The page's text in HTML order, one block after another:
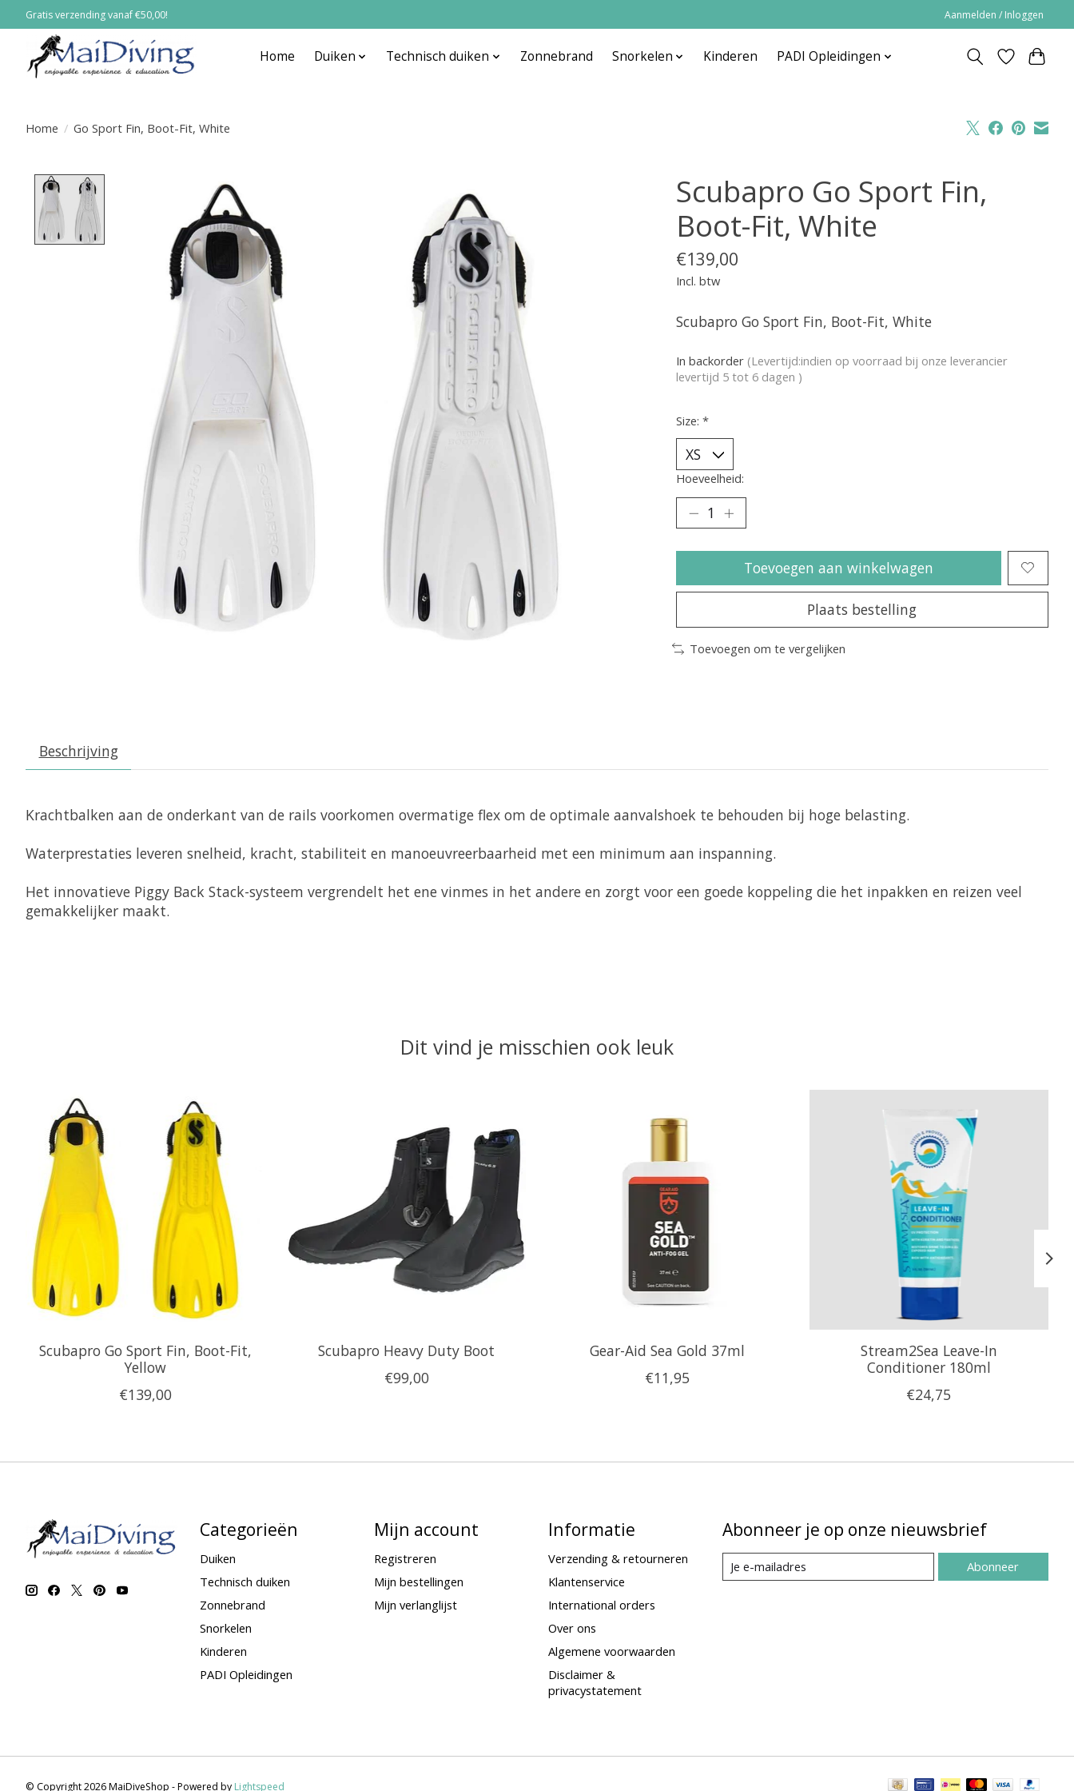
Gratis verzending vanaf €50,00! Aanmelden / Inloggen
Home Duiken Technisch duiken Zonnebrand Snorkelen Kinderen PADI Opleidingen
Home / Go Sport Fin, Boot-Fit, White
Product image slideshow Items
Scubapro Go Sport Fin,
Boot-Fit, White
€139,00
Incl. btw
Scubapro Go Sport Fin, Boot-Fit, White
In backorder (Levertijd:indien op voorraad bij onze leverancier
levertijd 5 tot 6 dagen )
Size: *
Hoeveelheid:
Toevoegen aan winkelwagen
Plaats bestelling
Toevoegen om te vergelijken
Beschrijving
Krachtbalken aan de onderkant van de rails voorkomen overmatige flex om de optimale aanvalshoek te behouden bij hoge belasting.
Waterprestaties leveren snelheid, kracht, stabiliteit en manoeuvreerbaarheid met een minimum aan inspanning.
Het innovatieve Piggy Back Stack-systeem vergrendelt het ene vinmes in het andere en zorgt voor een goede koppeling die het inpakken en reizen veel
gemakkelijker maakt.
Dit vind je misschien ook leuk
Items van productcarrousel
Scubapro Go Sport Fin, Boot-Fit,
Yellow
€139,00
Scubapro Heavy Duty Boot
€99,00
Gear-Aid Sea Gold 37ml
€11,95
Stream2Sea Leave-In
Conditioner 180ml
€24,75
Categorieën
Duiken
Technisch duiken
Zonnebrand
Snorkelen
Kinderen
PADI Opleidingen
Mijn account
Registreren
Mijn bestellingen
Mijn verlanglijst
Informatie
Verzending & retourneren
Klantenservice
International orders
Over ons
Algemene voorwaarden
Disclaimer &
privacystatement
Abonneer je op onze nieuwsbrief
Abonneer
© Copyright 2026 MaiDiveShop - Powered by Lightspeed